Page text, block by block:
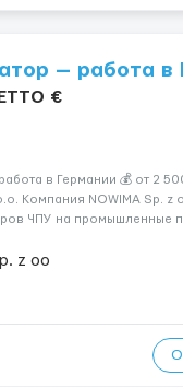
— работа в
€
в Германии 💰 от 2
Компания NOWIMA Sp. z
ЧПУ на промышленные
и билеты — за счёт
z oo